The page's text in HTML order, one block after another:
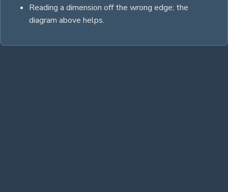
Reading a dimension off the wrong edge; the
diagram above helps.